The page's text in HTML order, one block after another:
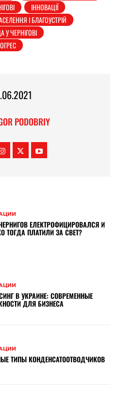
ІННОВАЦІЇ
І БЛАГОУСТРІЙ
У ЧЕРНІГОВІ
PODOBRIY
ЕЛЕКТРОФИЦИРОВАЛСЯ И
ТОГДА ПЛАТИЛИ ЗА СВЕТ?
В УКРАИНЕ: СОВРЕМЕННЫЕ
ДЛЯ БИЗНЕСА
ТИПЫ КОНДЕНСАТООТВОДЧИКОВ